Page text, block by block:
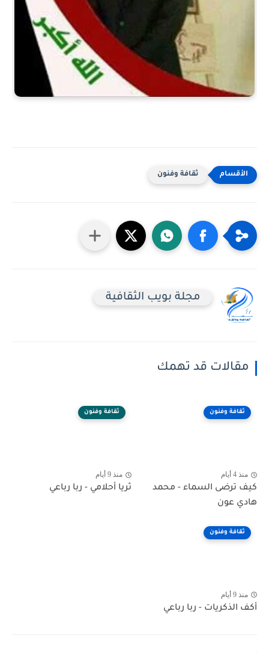
ثقافة وفنون
مجلة بويب الثقافية
مقالات قد تهمك
ثقافة وفنون
منذ 4 أيام
كيف ترضى السماء - محمد
هادي عون
ثقافة وفنون
منذ 9 أيام
ثريا أحلامي - ربا رباعي
ثقافة وفنون
منذ 9 أيام
أكف الذكريات - ربا رباعي